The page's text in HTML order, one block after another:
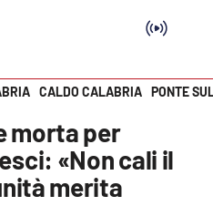
CALDO CALABRIA PONTE
morta per
«Non cali il
merita